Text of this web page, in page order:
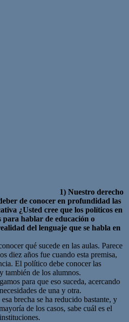
1) Nuestro derecho
de conocer en profundidad las
¿Usted cree que los políticos en
hablar de educación o
del lenguaje que se habla en
qué sucede en las aulas. Parece
diez años fue cuando esta premisa,
El político debe conocer las
también de los alumnos.
para que eso suceda, acercando
de una y otra.
brecha se ha reducido bastante, y
de los casos, sabe cuál es el